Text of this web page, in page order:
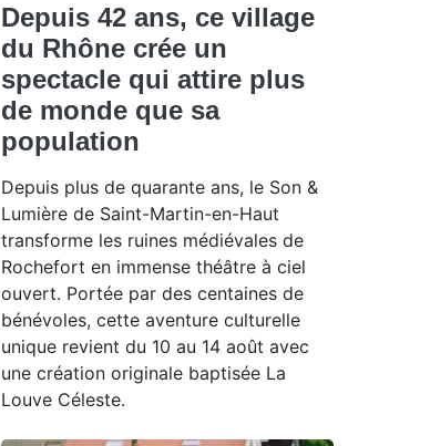
Depuis 42 ans, ce village
du Rhône crée un
spectacle qui attire plus
de monde que sa
population
Depuis plus de quarante ans, le Son &
Lumière de Saint-Martin-en-Haut
transforme les ruines médiévales de
Rochefort en immense théâtre à ciel
ouvert. Portée par des centaines de
bénévoles, cette aventure culturelle
unique revient du 10 au 14 août avec
une création originale baptisée La
Louve Céleste.